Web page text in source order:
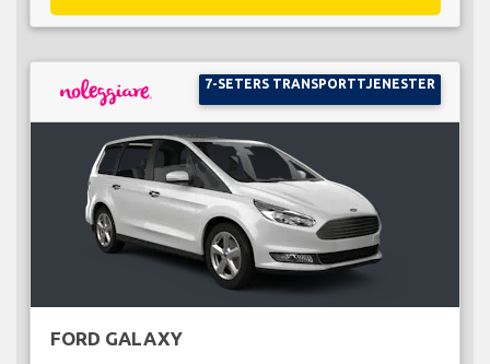
7-SETERS TRANSPORTTJENESTER
FORD GALAXY